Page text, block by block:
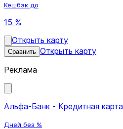
Кешбэк до
15 %
Открыть карту
Сравнить Открыть карту
Реклама
Альфа-Банк - Кредитная карта
Дней без %